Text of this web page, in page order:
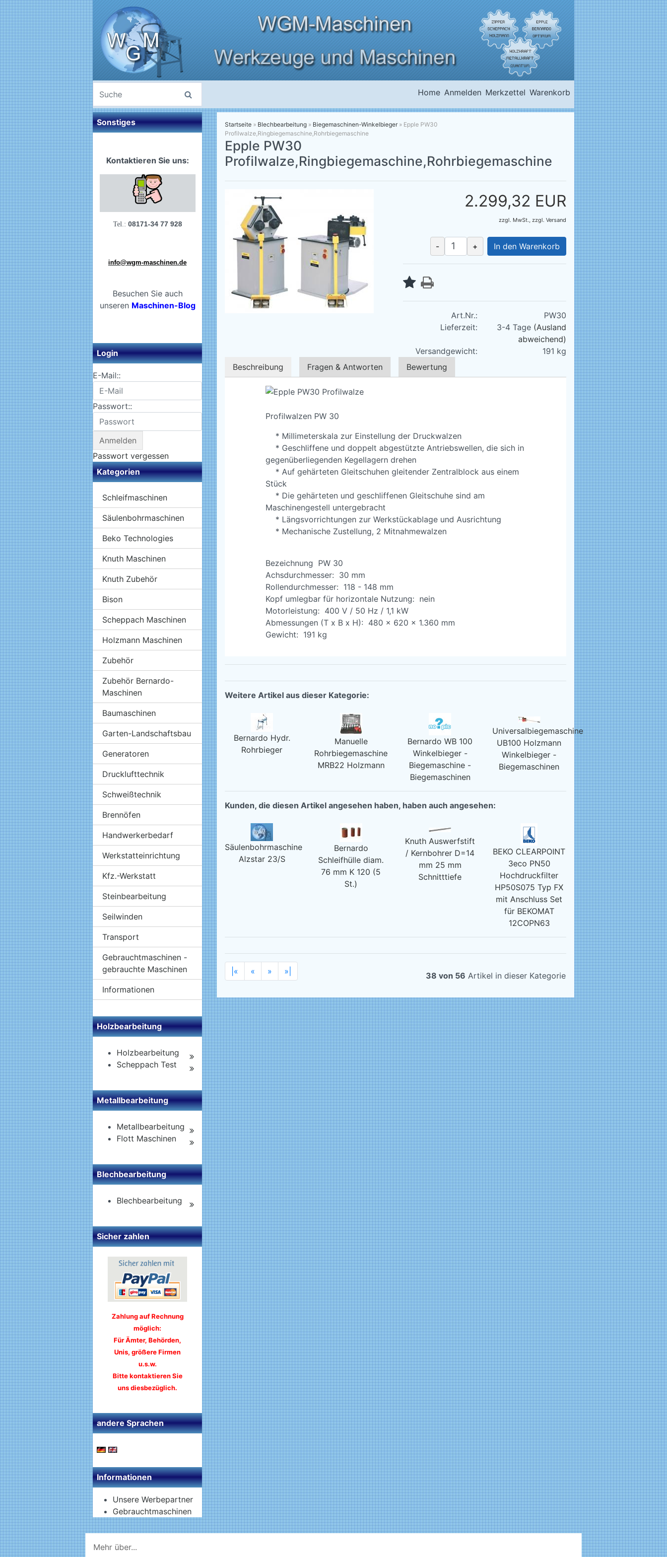
Home Anmelden Merkzettel Warenkorb
Sonstiges
Kontaktieren Sie uns:
Tel.: 08171-34 77 928
info@wgm-maschinen.de
Besuchen Sie auch
unseren Maschinen-Blog
Login
E-Mail::
Passwort::
Passwort vergessen
Kategorien
Schleifmaschinen
Säulenbohrmaschinen
Beko Technologies
Knuth Maschinen
Knuth Zubehör
Bison
Scheppach Maschinen
Holzmann Maschinen
Zubehör
Zubehör Bernardo-
Maschinen
Baumaschinen
Garten-Landschaftsbau
Generatoren
Drucklufttechnik
Schweißtechnik
Brennöfen
Handwerkerbedarf
Werkstatteinrichtung
Kfz.-Werkstatt
Steinbearbeitung
Seilwinden
Transport
Gebrauchtmaschinen -
gebrauchte Maschinen
Informationen
Holzbearbeitung
Holzbearbeitung
Scheppach Test
Metallbearbeitung
Metallbearbeitung
Flott Maschinen
Blechbearbeitung
Blechbearbeitung
Sicher zahlen
Zahlung auf Rechnung
möglich:
Für Ämter, Behörden,
Unis, größere Firmen
u.s.w.
Bitte kontaktieren Sie
uns diesbezüglich.
andere Sprachen
Informationen
Unsere Werbepartner
Gebrauchtmaschinen
Startseite » Blechbearbeitung » Biegemaschinen-Winkelbieger» Epple PW30
Profilwalze,Ringbiegemaschine,Rohrbiegemaschine
Epple PW30
Profilwalze,Ringbiegemaschine,Rohrbiegemaschine
2.299,32 EUR
zzgl. MwSt., zzgl. Versand
- + In den Warenkorb
Art.Nr.:
PW30
Lieferzeit:
3-4 Tage (Ausland
abweichend)
Versandgewicht:
191 kg
Beschreibung
Fragen & Antworten Bewertung
Profilwalzen PW 30
* Millimeterskala zur Einstellung der Druckwalzen
* Geschliffene und doppelt abgestützte Antriebswellen, die sich in
gegenüberliegenden Kegellagern drehen
* Auf gehärteten Gleitschuhen gleitender Zentralblock aus einem
Stück
* Die gehärteten und geschliffenen Gleitschuhe sind am
Maschinengestell untergebracht
* Längsvorrichtungen zur Werkstückablage und Ausrichtung
* Mechanische Zustellung, 2 Mitnahmewalzen
Bezeichnung PW 30
Achsdurchmesser: 30 mm
Rollendurchmesser: 118 - 148 mm
Kopf umlegbar für horizontale Nutzung: nein
Motorleistung: 400 V / 50 Hz / 1,1 kW
Abmessungen (T x B x H): 480 x 620 x 1.360 mm
Gewicht: 191 kg
Weitere Artikel aus dieser Kategorie:
Bernardo Hydr.
Rohrbieger
Manuelle
Rohrbiegemaschine
MRB22 Holzmann
Bernardo WB 100
Winkelbieger -
Biegemaschine -
Biegemaschinen
Universalbiegemaschine
UB100 Holzmann
Winkelbieger -
Biegemaschinen
Kunden, die diesen Artikel angesehen haben, haben auch angesehen:
Säulenbohrmaschine
Alzstar 23/S
Bernardo
Schleifhülle diam.
76 mm K 120 (5
St.)
Knuth Auswerfstift
/ Kernbohrer D=14
mm 25 mm
Schnitttiefe
BEKO CLEARPOINT
3eco PN50
Hochdruckfilter
HP50S075 Typ FX
mit Anschluss Set
für BEKOMAT
12COPN63
|« « » »| 38 von 56 Artikel in dieser Kategorie
Mehr über...